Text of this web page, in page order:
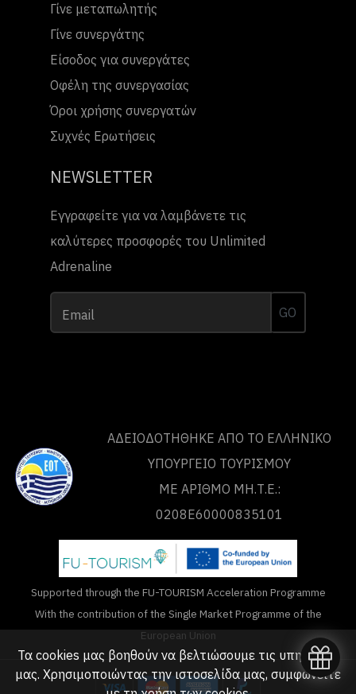
Γίνε μεταπωλητής
Γίνε συνεργάτης
Είσοδος για συνεργάτες
Οφέλη της συνεργασίας
Όροι χρήσης συνεργατών
Συχνές Ερωτήσεις
NEWSLETTER
Εγγραφείτε για να λαμβάνετε τις
καλύτερες προσφορές του Unlimited
Adrenaline
Email GO
ΑΔΕΙΟΔΟΤΗΘΗΚΕ ΑΠΟ ΤO ΕΛΛΗΝΙΚΟ
ΥΠΟΥΡΓΕΙΟ ΤΟΥΡΙΣΜΟΥ
ΜΕ ΑΡΙΘΜΟ ΜΗ.Τ.Ε.:
0208Ε60000835101
Supported through the FU-TOURISM Acceleration Programme
With the contribution of the Single Market Programme of the
European Union
Τα cookies μας βοηθούν να βελτιώσουμε τις υπηρεσίες
μας. Χρησιμοποιώντας την ιστοσελίδα μας, συμφωνείτε